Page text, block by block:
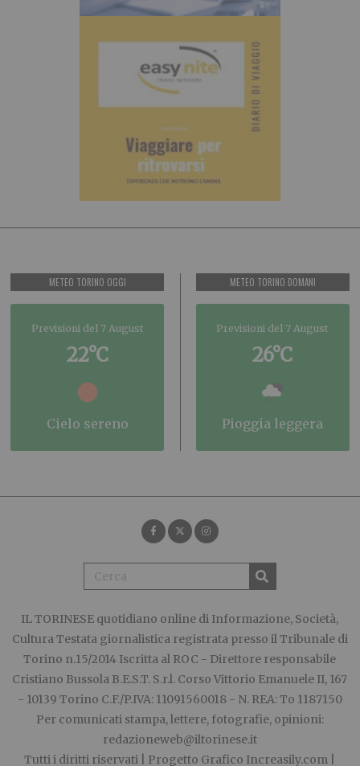
METEO TORINO OGGI
Previsioni del 7 August
22°C
cielo sereno
METEO TORINO DOMANI
Previsioni del 7 August
26°C
pioggia leggera
IL TORINESE quotidiano online di Informazione, Società,
Cultura Testata giornalistica registrata presso il Tribunale di
Torino n.15/2014 Iscritta al ROC - Direttore responsabile
Cristiano Bussola B.E.S.T. S.r.l. Corso Vittorio Emanuele II, 167
- 10139 Torino C.F./P.IVA: 11091560018 - N. REA: To 1187150
Per comunicati stampa, lettere, fotografie, opinioni:
redazioneweb@iltorinese.it
Tutti i diritti riservati | Progetto Grafico Increasily.com